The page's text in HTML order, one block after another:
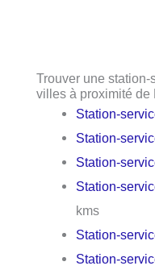
Trouver une
villes à proximité de
Station-
Station-
Station-
Station-
kms
Station-
Station-